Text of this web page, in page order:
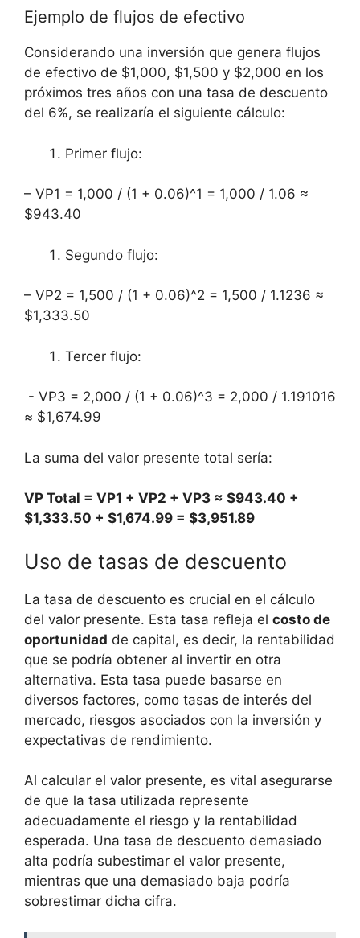
Ejemplo de flujos de efectivo
Considerando una inversión⁢ que⁤ genera flujos
de efectivo de $1,000, $1,500 y $2,000 en los
próximos tres años con una tasa⁢ de descuento
del 6%,​ se realizaría ⁣el ‌siguiente cálculo:
Primer flujo:
– VP1 = 1,000 / (1⁢ + 0.06)^1 = 1,000 / 1.06 ≈⁤
$943.40
Segundo flujo:
– VP2 = 1,500 / (1 + 0.06)^2 = ⁤1,500 /⁢ 1.1236 ≈
$1,333.50
Tercer​ flujo:
‍ -⁣ VP3 = 2,000 / (1 + 0.06)^3 =⁤ 2,000 / 1.191016
⁢≈ $1,674.99
La suma⁤ del valor ‌presente total sería:
VP Total = ‌VP1 +‍ VP2 + VP3 ≈⁢ $943.40 +
$1,333.50⁣ + $1,674.99 =⁣ $3,951.89
Uso de tasas de descuento
La tasa de descuento es crucial en el cálculo
del valor presente. Esta tasa refleja el costo de
oportunidad de capital, es decir, la rentabilidad
que se podría obtener ⁤al‍ invertir ⁤en otra
alternativa. Esta ‍tasa puede ‌basarse en
diversos factores, ‌como⁤ tasas de interés del
mercado, riesgos asociados con la ⁤inversión ⁣y
expectativas de ⁤rendimiento.
Al calcular el valor presente, ⁤es vital ​asegurarse
de que la tasa utilizada represente
adecuadamente el riesgo y ⁤la rentabilidad
esperada. Una tasa de descuento demasiado
alta podría subestimar el valor presente,
mientras que una demasiado baja ​podría
sobrestimar dicha cifra.